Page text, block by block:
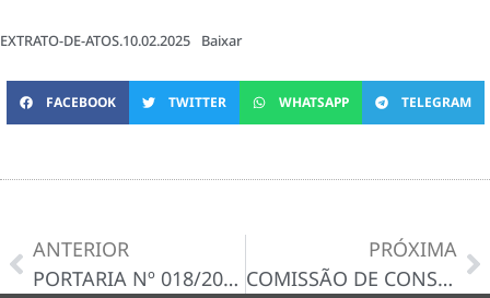
EXTRATO-DE-ATOS.10.02.2025 Baixar
FACEBOOK TWITTER WHATSAPP TELEGRAM
ANTERIOR
PORTARIA Nº 018/2025
PRÓXIMA
COMISSÃO DE CONSTITUIÇÃO, JUSTIÇA E REDAÇÃO FINAL – DESPACHO DA COMISSÃO Nº 002/2025 – (PROJETO DE LEI COMPLEMENTARNº 002/2025) – PLC Nº 002/2025